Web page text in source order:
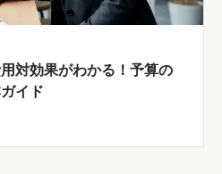
対効果がわかる！予算の
イド